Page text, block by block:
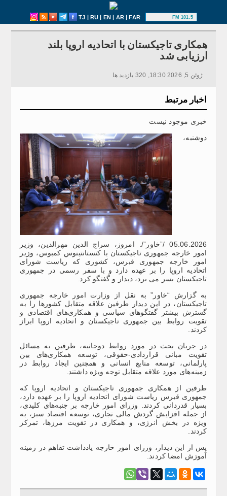
TJ | RU | EN | AR|FAR 101.5 FM
همکاری تاجیکستان با اتحادیه اروپا بلند
ارزیابی شد
ژوئن 5, 2026 18:30, 320 بازدید ها
اخبار مرتبط
خبری موجود نیست
دوشنبه،
05.06.2026 /”خاور”/. امروز، سراج الدین مهرالدین، وزیر
امور خارجه جمهوری تاجیکستان با کنستانتینوس کمبوس، وزیر
امور خارجه جمهوری قبرس، کشوری که ریاست شورای
اتحادیه اروپا را بر عهده دارد و با سفر رسمی در جمهوری
تاجیکستان بسر می برد، دیدار و گفتگو کرد.
به گزارش “خاور” به نقل از وزارت امور خارجه جمهوری
تاجیکستان، در این دیدار طرفین علاقه متقابل کشورها را به
گسترش بیشتر گفتگوهای سیاسی و همکاری‌های اقتصادی و
تقویت روابط بین جمهوری تاجیکستان و اتحادیه اروپا ابراز
کردند.
در جریان بحث در مورد روابط دوجانبه، طرفین به مسائل
تقویت مبانی قراردادی-حقوقی، توسعه همکاری‌های بین
پارلمانی، توسعه منابع انسانی و همچنین ایجاد روابط در
زمینه‌های مورد علاقه متقابل توجه ویژه‌ داشتند.
طرفین از همکاری جمهوری تاجیکستان و اتحادیه اروپا که
جمهوری قبرس ریاست شورای اتحادیه اروپا را بر عهده دارد،
بسیار قدردانی کردند. وزرای امور خارجه بر جنبه‌های کلیدی،
از جمله افزایش گردش مالی تجاری، توسعه اقتصاد سبز، به
ویژه در بخش انرژی، و همکاری در تقویت مرزها، تمرکز
کردند.
پس از این دیدار، وزرای امور خارجه یادداشت تفاهم در زمینه
آموزش امضا کردند.